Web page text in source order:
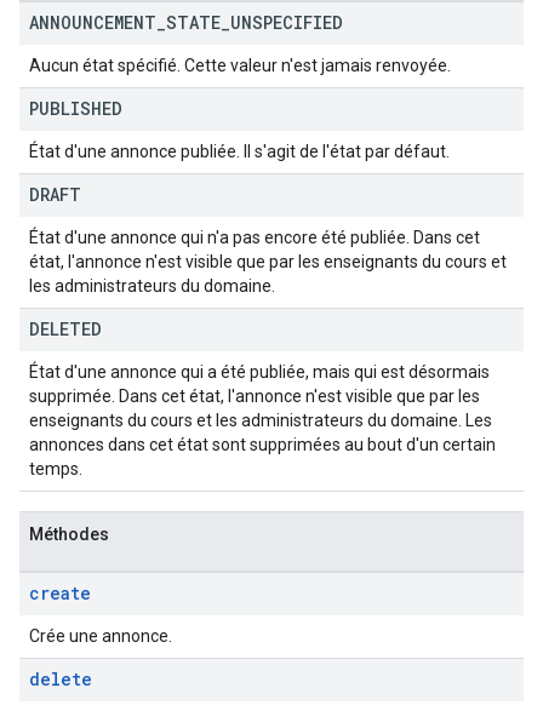
ANNOUNCEMENT STATE UNSPECIFIED
Aucun état spécifié. Cette valeur n'est jamais renvoyée.
PUBLISHED
État d'une annonce publiée. Il s'agit de l'état par défaut.
DRAFT
État d'une annonce qui n'a pas encore été publiée. Dans cet
état, l'annonce n'est visible que par les enseignants du cours et
les administrateurs du domaine.
DELETED
État d'une annonce qui a été publiée, mais qui est désormais
supprimée. Dans cet état, l'annonce n'est visible que par les
enseignants du cours et les administrateurs du domaine. Les
annonces dans cet état sont supprimées au bout d'un certain
temps.
Méthodes
create
Crée une annonce.
delete